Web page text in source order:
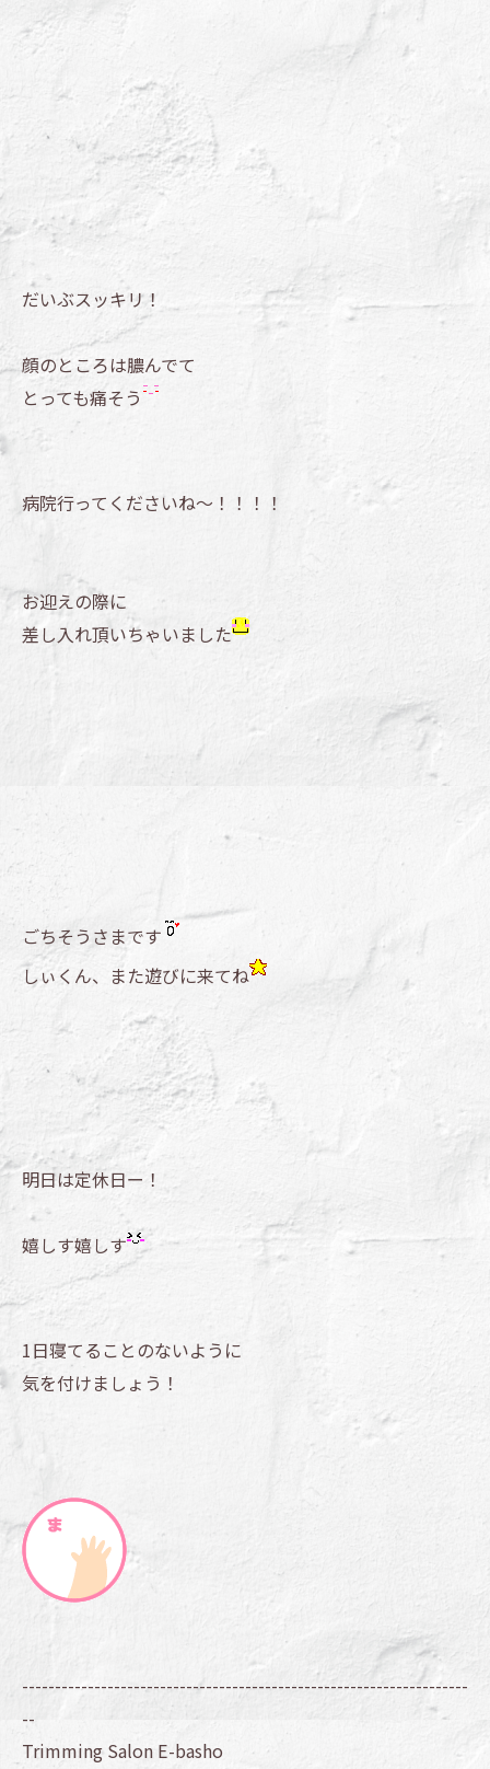
だいぶスッキリ！
顔のところは膿んでて
とっても痛そう
病院行ってくださいね～！！！！
お迎えの際に
差し入れ頂いちゃいました
ごちそうさまです
しぃくん、また遊びに来てね
明日は定休日ー！
嬉しす嬉しす
1日寝てることのないように
気を付けましょう！
--------------------------------------------------------------------
--
Trimming Salon E-basho